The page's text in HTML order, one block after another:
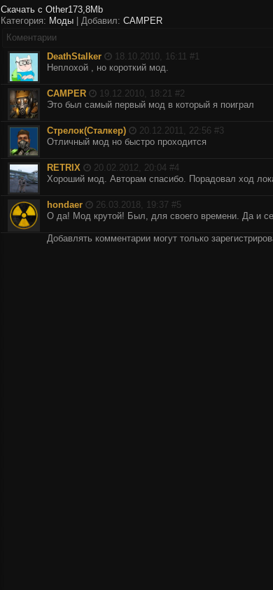
Скачать с Other173,8Mb
Категория: Моды | Добавил: CAMPER
Коментарии
DeathStalker
18.10.2010, 16:11 #1
Неплохой , но короткий мод.
CAMPER 19.12.2010, 18:21 #2
Это был самый первый мод в который я поиграл
Стрелок(Сталкер) 20.12.2011, 22:56 #3
Отличный мод но быстро проходится
RETRIX 20.02.2012, 20:04 #4
Хороший мод. Авторам спасибо. Порадовал ход
hondaer 26.03.2018, 19:37 #5
О да! Мод крутой! Был, для своего времени. Да и
Добавлять комментарии могут только